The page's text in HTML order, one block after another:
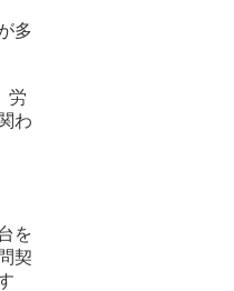
多
労
わ
を
契